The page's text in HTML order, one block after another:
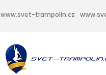
www.svet-trampolin.cz